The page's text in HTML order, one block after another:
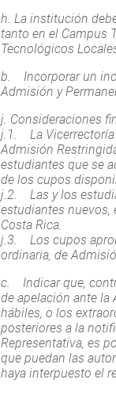
h. La institución
tanto en el Campus
Tecnológicos
b. Incorporar un
Admisión y
j. Consideraciones
j.1. La Vicerrectoría
Admisión
estudiantes que se
de los cupos
j.2. Las y los
estudiantes nuevos,
Costa Rica.
j.3. Los cupos
ordinaria, de
c. Indicar que,
de apelación ante la
hábiles, o los
posteriores a la
Representativa, es
que puedan las
haya interpuesto el